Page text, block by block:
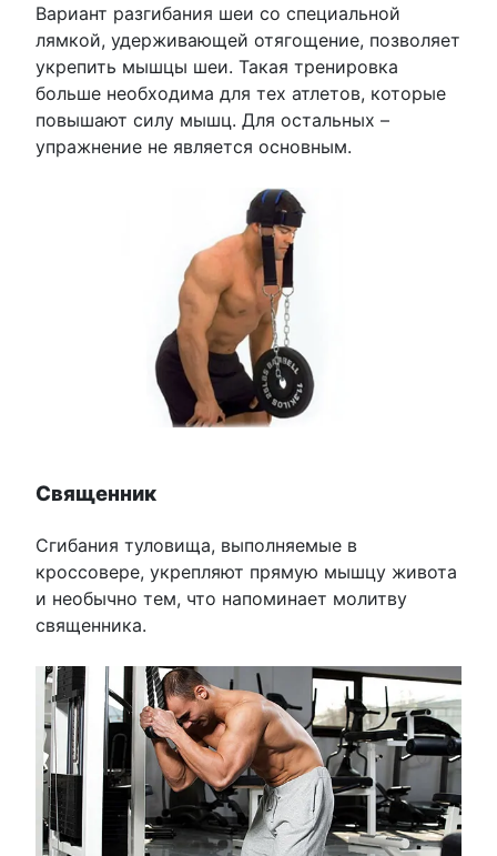
Вариант разгибания шеи со специальной
лямкой, удерживающей отягощение, позволяет
укрепить мышцы шеи. Такая тренировка
больше необходима для тех атлетов, которые
повышают силу мышц. Для остальных –
упражнение не является основным.
Священник
Сгибания туловища, выполняемые в
кроссовере, укрепляют прямую мышцу живота
и необычно тем, что напоминает молитву
священника.